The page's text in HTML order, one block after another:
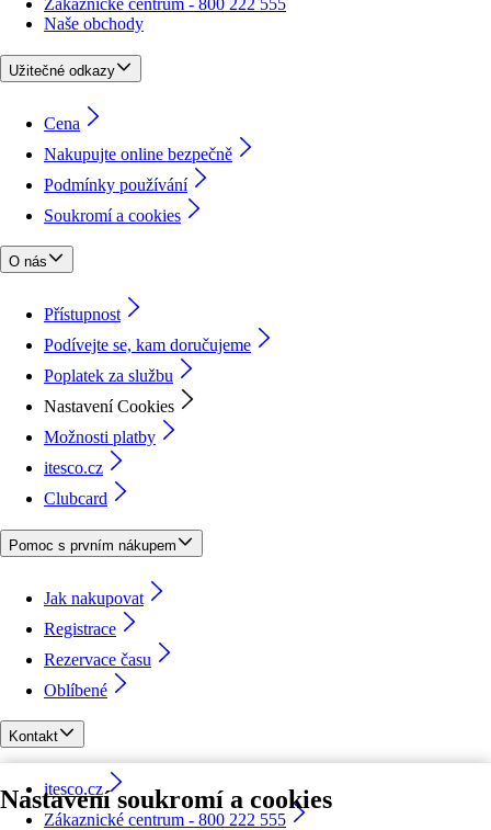
Nastavení soukromí a cookies
Zákaznické centrum - 800 222 555
Naše obchody
Užitečné odkazy
Cena
Nakupujte online bezpečně
Podmínky používání
Soukromí a cookies
O nás
Přístupnost
Podívejte se, kam doručujeme
Poplatek za službu
Nastavení Cookies
Možnosti platby
itesco.cz
Clubcard
Pomoc s prvním nákupem
Jak nakupovat
Registrace
Rezervace času
Oblíbené
Kontakt
itesco.cz
Zákaznické centrum - 800 222 555